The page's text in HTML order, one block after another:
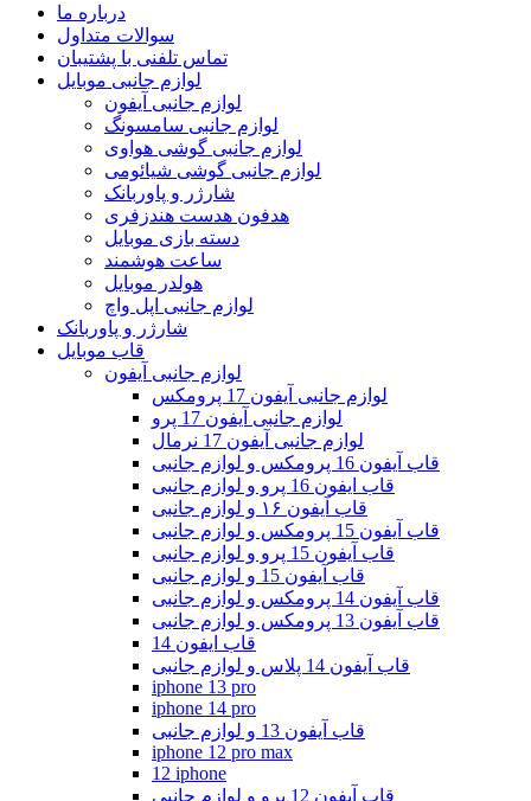
درباره ما
سوالات متداول
تماس تلفنی با پشتیبان
لوازم جانبی موبایل
لوازم جانبی آیفون
لوازم جانبی سامسونگ
لوازم جانبی گوشی هواوی
لوازم جانبی گوشی شیائومی
شارژر و پاوربانک
هدفون هدست هندزفری
دسته بازی موبایل
ساعت هوشمند
هولدر موبایل
لوازم جانبی اپل واچ
شارژر و پاوربانک
قاب موبایل
لوازم جانبی آیفون
لوازم جانبی آیفون 17 پرومکس
لوازم جانبی آیفون 17 پرو
لوازم جانبی آیفون 17 نرمال
قاب آیفون 16 پرومکس و لوازم جانبی
قاب ایفون 16 پرو و لوازم جانبی
قاب آیفون ۱۶ و لوازم جانبی
قاب آیفون 15 پرومکس و لوازم جانبی
قاب آیفون 15 پرو و لوازم جانبی
قاب آیفون 15 و لوازم جانبی
قاب آیفون 14 پرومکس و لوازم جانبی
قاب آیفون 13 پرومکس و لوازم جانبی
قاب ایفون 14
قاب آیفون 14 پلاس و لوازم جانبی
iphone 13 pro
iphone 14 pro
قاب آیفون 13 و لوازم جانبی
iphone 12 pro max
12 iphone
قاب آیفون 12 پرو و لوازم جانبی